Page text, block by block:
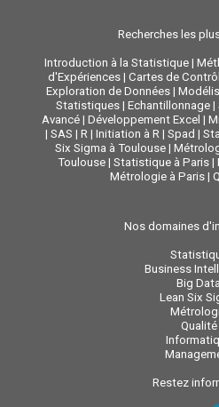
Recherches les
Introduction à la Statistique |
d'Expériences| Cartes de
Exploration de Données |
Statistiques | Echantillonnage |
Avancé | Développement Excel |
| SAS | R| Initiation à R| Spad |
Six Sigma à Toulouse|
Toulouse | Statistique à Paris |
Métrologie à Paris |
Nos domaines
Business
Big Data
Lean Six
Qualité
Restez